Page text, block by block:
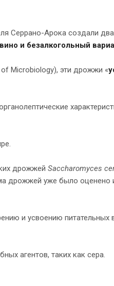
Серрано-Арока создали
и безалкогольный
Microbiology), эти дрожжи «
дрожжей Saccharomyces
дрожжей уже было оценено
и усвоению питательных
агентов, таких как сера.